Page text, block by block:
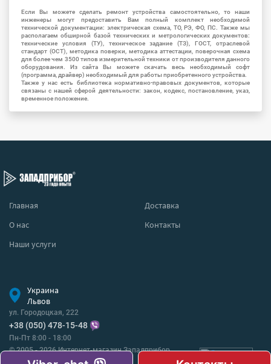
Если Вы можете сделать ремонт устройства самостоятельно, то наши
инженеры могут предоставить Вам полный комплект необходимой
технической документации: электрическая схема, ТО, РЭ, ФО, ПС. Также мы
располагаем обширной базой технических и метрологических документов:
технические условия (ТУ), техническое задание (ТЗ), ГОСТ, отраслевой
стандарт (ОСТ), методика поверки, методика аттестации, поверочная схема
для более чем 3500 типов измерительной техники от производителя данного
оборудования. Из сайта Вы можете скачать весь необходимый софт
(программа, драйвер) необходимый для работы приобретенного устройства.
Также у нас есть библиотека нормативно-правовых документов, которые
связаны с нашей сферой деятельности: закон, кодекс, постановление, указ,
временное положение.
Главная
Доставка
О нас
Контакты
Наши услуги
Украина
Львов
ул. Городоцкая, 222
+38 (050) 478-15-48
Пн-Пт 8:00 - 18:00
© 2005 - 2026 Интернет-магазин Западприбор
Все права защищены.